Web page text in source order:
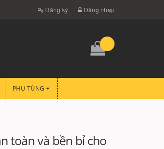
Đăng ký Đăng nhập
PHỤ TÙNG
toàn và bền bỉ cho